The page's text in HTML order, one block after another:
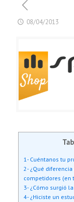
08/04/2013
1- Cuéntanos tu
2- ¿Qué
competidores (en
3- ¿Cómo surgió
4- ¿Hiciste un